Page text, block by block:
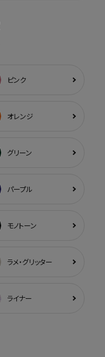
ピンク
オレンジ
グリーン
パープル
モノトーン
ラメ・グリッター
ライナー